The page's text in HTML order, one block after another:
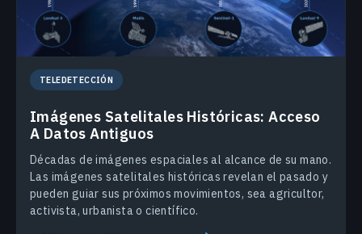
TELEDETECCIÓN
Imágenes Satelitales Históricas: Acceso
A Datos Antiguos
Décadas de imágenes espaciales al alcance de su mano.
Las imágenes satelitales históricas revelan el pasado y
pueden guiar sus próximos movimientos, sea agricultor,
activista, urbanista o científico.